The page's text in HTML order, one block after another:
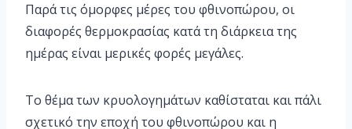
Παρά τις όμορφες μέρες του φθινοπώρου, οι
διαφορές θερμοκρασίας κατά τη διάρκεια της
ημέρας είναι μερικές φορές μεγάλες.
Το θέμα των κρυολογημάτων καθίσταται και πάλι
σχετικό την εποχή του φθινοπώρου και η